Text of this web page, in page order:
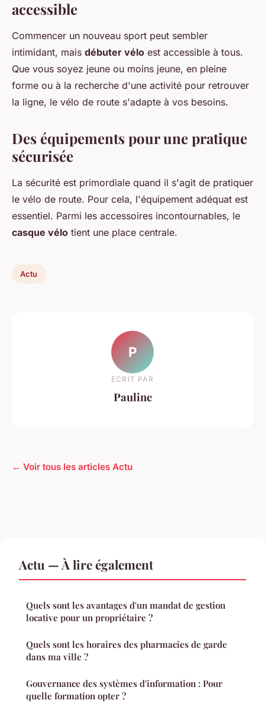
accessible
Commencer un nouveau sport peut sembler
intimidant, mais débuter vélo est accessible à tous.
Que vous soyez jeune ou moins jeune, en pleine
forme ou à la recherche d'une activité pour retrouver
la ligne, le vélo de route s'adapte à vos besoins.
Des équipements pour une pratique
sécurisée
La sécurité est primordiale quand il s'agit de pratiquer
le vélo de route. Pour cela, l'équipement adéquat est
essentiel. Parmi les accessoires incontournables, le
casque vélo tient une place centrale.
Actu
P
ECRIT PAR
Pauline
← Voir tous les articles Actu
Actu — À lire également
Quels sont les avantages d'un mandat de gestion
locative pour un propriétaire ?
Quels sont les horaires des pharmacies de garde
dans ma ville ?
Gouvernance des systèmes d'information : Pour
quelle formation opter ?